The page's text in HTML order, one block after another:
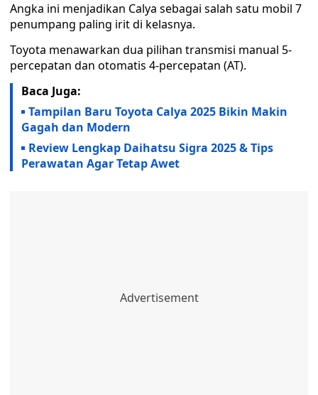
Angka ini menjadikan Calya sebagai salah satu mobil 7
penumpang paling irit di kelasnya.
Toyota menawarkan dua pilihan transmisi manual 5-
percepatan dan otomatis 4-percepatan (AT).
Baca Juga:
Tampilan Baru Toyota Calya 2025 Bikin Makin
Gagah dan Modern
Review Lengkap Daihatsu Sigra 2025 & Tips
Perawatan Agar Tetap Awet